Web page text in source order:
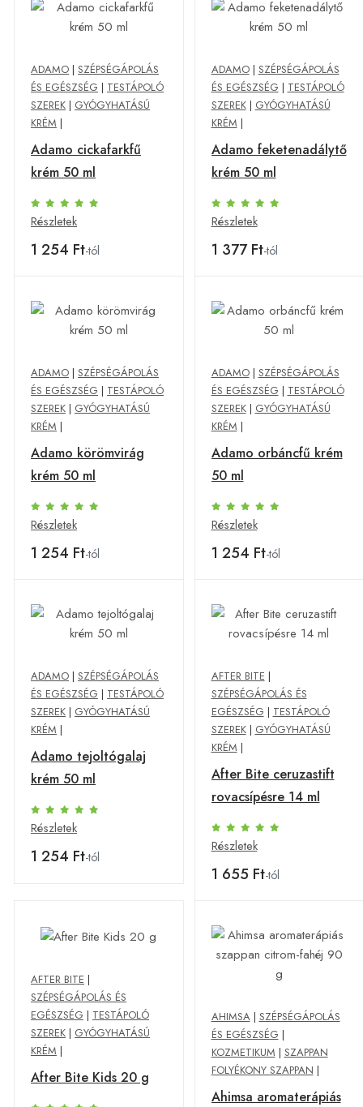
ADAMO | SZÉPSÉGÁPOLÁS
ÉS EGÉSZSÉG | TESTÁPOLÓ
SZEREK | GYÓGYHATÁSÚ
KRÉM |
Adamo cickafarkfű
krém 50 ml
Részletek
1 254 Ft-tól
ADAMO| SZÉPSÉGÁPOLÁS
ÉS EGÉSZSÉG | TESTÁPOLÓ
SZEREK| GYÓGYHATÁSÚ
KRÉM |
Adamo feketenadálytő
krém 50 ml
Részletek
1 377 Ft-tól
ADAMO | SZÉPSÉGÁPOLÁS
ÉS EGÉSZSÉG | TESTÁPOLÓ
SZEREK | GYÓGYHATÁSÚ
KRÉM |
Adamo körömvirág
krém 50 ml
Részletek
1 254 Ft-tól
ADAMO| SZÉPSÉGÁPOLÁS
ÉS EGÉSZSÉG | TESTÁPOLÓ
SZEREK| GYÓGYHATÁSÚ
KRÉM |
Adamo orbáncfű krém
50 ml
Részletek
1 254 Ft-tól
ADAMO | SZÉPSÉGÁPOLÁS
ÉS EGÉSZSÉG | TESTÁPOLÓ
SZEREK | GYÓGYHATÁSÚ
KRÉM |
Adamo tejoltógalaj
krém 50 ml
Részletek
1 254 Ft-tól
AFTER BITE |
SZÉPSÉGÁPOLÁS ÉS
EGÉSZSÉG | TESTÁPOLÓ
SZEREK| GYÓGYHATÁSÚ
KRÉM |
After Bite ceruzastift
rovacsípésre 14 ml
Részletek
1 655 Ft-tól
AFTER BITE |
SZÉPSÉGÁPOLÁS ÉS
EGÉSZSÉG | TESTÁPOLÓ
SZEREK | GYÓGYHATÁSÚ
KRÉM |
After Bite Kids 20 g
AHIMSA| SZÉPSÉGÁPOLÁS
ÉS EGÉSZSÉG |
KOZMETIKUM | SZAPPAN
FOLYÉKONY SZAPPAN |
Ahimsa aromaterápiás